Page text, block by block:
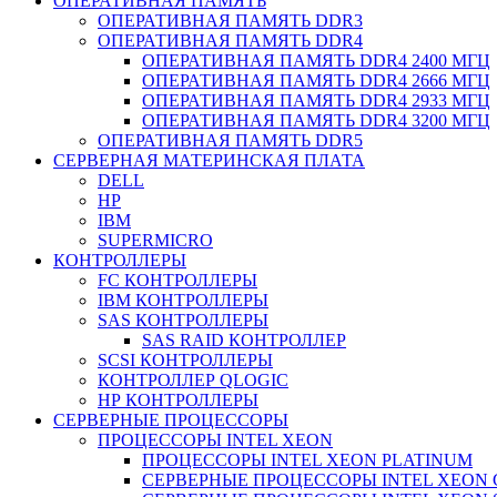
ОПЕРАТИВНАЯ ПАМЯТЬ DDR3
ОПЕРАТИВНАЯ ПАМЯТЬ DDR4
ОПЕРАТИВНАЯ ПАМЯТЬ DDR4 2400 МГЦ
ОПЕРАТИВНАЯ ПАМЯТЬ DDR4 2666 МГЦ
ОПЕРАТИВНАЯ ПАМЯТЬ DDR4 2933 МГЦ
ОПЕРАТИВНАЯ ПАМЯТЬ DDR4 3200 МГЦ
ОПЕРАТИВНАЯ ПАМЯТЬ DDR5
СЕРВЕРНАЯ МАТЕРИНСКАЯ ПЛАТА
DELL
HP
IBM
SUPERMICRO
КОНТРОЛЛЕРЫ
FC КОНТРОЛЛЕРЫ
IBM КОНТРОЛЛЕРЫ
SAS КОНТРОЛЛЕРЫ
SAS RAID КОНТРОЛЛЕР
SCSI КОНТРОЛЛЕРЫ
КОНТРОЛЛЕР QLOGIC
НР КОНТРОЛЛЕРЫ
СЕРВЕРНЫЕ ПРОЦЕССОРЫ
ПРОЦЕССОРЫ INTEL XEON
ПРОЦЕССОРЫ INTEL XEON PLATINUM
СЕРВЕРНЫЕ ПРОЦЕССОРЫ INTEL XEON